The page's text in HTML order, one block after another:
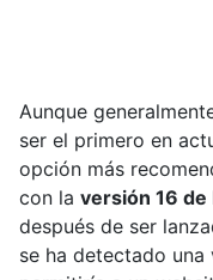
Aunque
ser el primero en
opción más
con la versión 16 de
después de ser
se ha detectado una